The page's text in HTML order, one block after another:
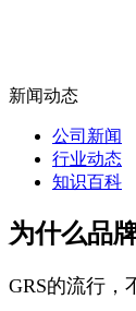
新闻动态
公司新闻
行业动态
知识百科
为什么品
GRS的流行，